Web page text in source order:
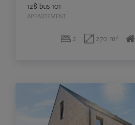
128 bus 101
APPARTEMENT
2 270 m²